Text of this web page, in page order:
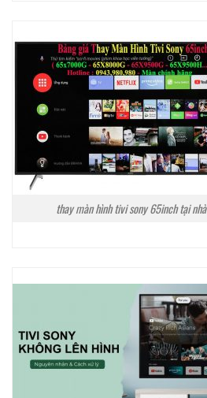
thay màn hình tivi sony 65inch tại nhà